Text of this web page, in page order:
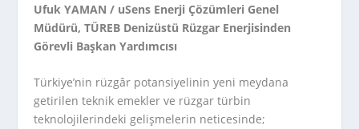
Ufuk YAMAN / uSens Enerji Çözümleri Genel
Müdürü, TÜREB Denizüstü Rüzgar Enerjisinden
Görevli Başkan Yardımcısı
Türkiye’nin rüzgâr potansiyelinin yeni meydana
getirilen teknik emekler ve rüzgar türbin
teknolojilerindeki gelişmelerin neticesinde;